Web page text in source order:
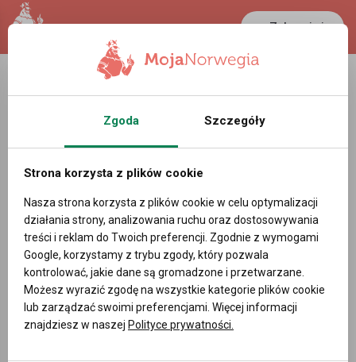
Zaloguj się
Zgoda Szczegóły
Strona korzysta z plików cookie
Nasza strona korzysta z plików cookie w celu optymalizacji
działania strony, analizowania ruchu oraz dostosowywania
treści i reklam do Twoich preferencji. Zgodnie z wymogami
Google, korzystamy z trybu zgody, który pozwala
kontrolować, jakie dane są gromadzone i przetwarzane.
Możesz wyrazić zgodę na wszystkie kategorie plików cookie
lub zarządzać swoimi preferencjami. Więcej informacji
znajdziesz w naszej Polityce prywatności.